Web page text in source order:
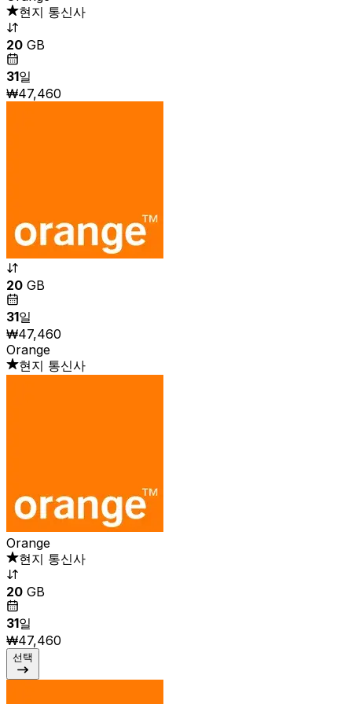
현지 통신사
20 GB
31일
₩47,460
20 GB
31일
₩47,460
Orange
현지 통신사
Orange
현지 통신사
20 GB
31일
₩47,460
선택